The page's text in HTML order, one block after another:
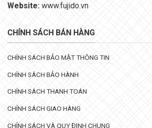
Website: www.fujido.vn
CHÍNH SÁCH BÁN HÀNG
CHÍNH SÁCH BẢO MẬT THÔNG TIN
CHÍNH SÁCH BẢO HÀNH
CHÍNH SÁCH THANH TOÁN
CHÍNH SÁCH GIAO HÀNG
CHÍNH SÁCH VÀ QUY ĐỊNH CHUNG